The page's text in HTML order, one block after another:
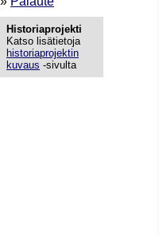
Historiaprojekti
Katso lisätietoja
historiaprojektin
kuvaus -sivulta